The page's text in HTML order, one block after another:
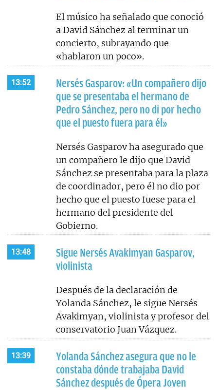
El músico ha señalado que conoció
a David Sánchez al terminar un
concierto, subrayando que
«hablaron un poco».
13:52
Nersés Gasparov: «Un compañero dijo
que se presentaba el hermano de
Pedro Sánchez, pero no di por hecho
que el puesto fuera para él»
Nersés Gasparov ha asegurado que
un compañero le dijo que David
Sánchez se presentaba para la plaza
de coordinador, pero él no dio por
hecho que el puesto fuese para el
hermano del presidente del
Gobierno.
13:48
Sigue Nersés Avakimyan Gasparov,
violinista
Después de la declaración de
Yolanda Sánchez, le sigue Nersés
Avakimyan, violinista y profesor del
conservatorio Juan Vázquez.
13:39
Yolanda Sánchez asegura que no le
constaba dónde trabajaba David
Sánchez después de Ópera Joven